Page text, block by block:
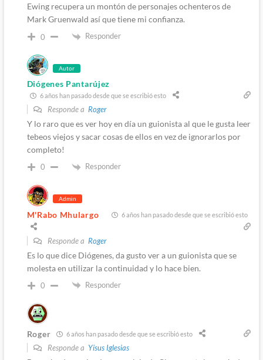
Ewing recupera un montón de personajes ochenteros de
Mark Gruenwald así que tiene mi confianza.
0 Responder
Autor
Diógenes Pantarújez
6 años han pasado desde que se escribió esto
Responde a Roger
Y lo raro que es ver hoy en día un guionista al que le gusta leer
tebeos viejos y sacar cosas de ellos en vez de ignorarlos por
completo!
0 Responder
Admin
M'Rabo Mhulargo 6 años han pasado desde que se escribió esto
Responde a Roger
Es lo que dice Diógenes, da gusto ver a un guionista que se
molesta en utilizar la continuidad y lo hace bien.
0 Responder
Roger 6 años han pasado desde que se escribió esto
Responde a Yisus Iglesias